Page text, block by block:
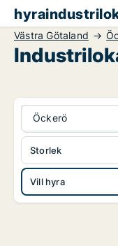
Västra Götaland
Öckerö
Vill hyra
Storlek